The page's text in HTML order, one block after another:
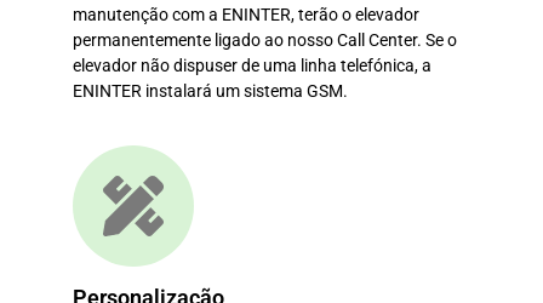
manutenção com a ENINTER, terão o elevador
permanentemente ligado ao nosso Call Center. Se o
elevador não dispuser de uma linha telefónica, a
ENINTER instalará um sistema GSM.
Personalização